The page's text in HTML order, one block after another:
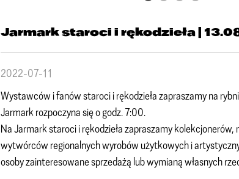
Jarmark staroci i rękodzieła |
2022-07-11
Wystawców i fanów staroci i rękodzieła zapraszamy na
Jarmark rozpoczyna się o godz. 7:00.
Na Jarmark staroci i rękodzieła zapraszamy
wytwórców regionalnych wyrobów użytkowych i
osoby zainteresowane sprzedażą lub wymianą własnych